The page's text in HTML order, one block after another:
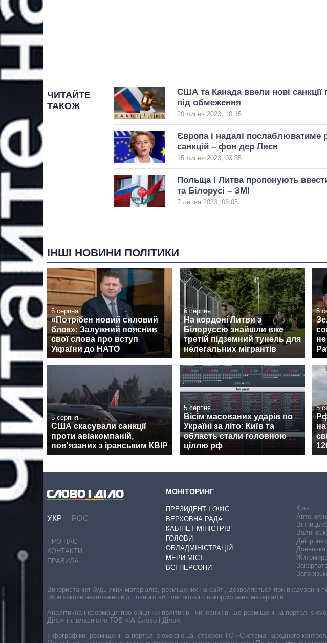
ЧИТАЙТЕ
ТАКОЖ
США та Канада ввели нові
під обмеження
20 липня 2023, 18:15
Європа і надалі послаблюватиме
санкцій – фон дер Ляєн
15 липня 2023, 03:35
Польща і Литва пропонують ввести
та Білорусі – ЗМІ
7 липня 2023, 06:05
ІНШІ НОВИНИ ПОЛІТИКИ
6 серпня
«Потрібен новий силовий
блок»: Залужний пояснив
свої слова про вступ
України до НАТО
6 серпня
На кордоні Литви з
Білоруссю знайшли вже
третій підземний тунель для
нелегальних мігрантів
5
5 серпня
США скасували санкції
проти авіакомпаній,
пов'язаних з іранським КВІР
5 серпня
Вісім масованих ударів по
Україні за літо: Київ та
область стали головною
ціллю рф
5
УКР РОС
ПРО НАС
КОНТАКТИ
ПРАВИЛА
МОНІТОРИНГ
ПРЕЗИДЕНТ І ОФІС
ВЕРХОВНА РАДА
КАБІНЕТ МІНІСТРІВ
ГОЛОВИ
ОБЛАДМІНІСТРАЦІЙ
МЕРИ МІСТ
ВСІ ПЕРСОНИ
Київ
Донецька
Використання будь-яких матеріалів, розміщених на сайті, дозволяється при
обов’язкове незалежно від повного або часткового використання матеріалів.
Аналітична інформація про обіцянки політиків і чиновників, що розміщені на порталі
Діло» і є власністю ТОВ «ІА Слово і Діло».
Інфографіки, розміщені на порталі slovoidilo.ua, створені ГО «Система народного